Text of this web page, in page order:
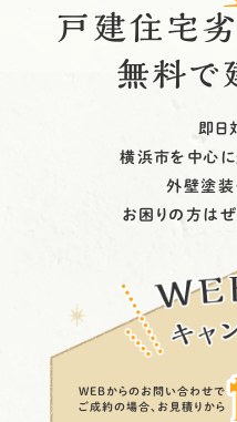
戸建住宅劣
無料で
即日
横浜市を中心に
外壁塗装
お困りの方はぜ
WEBからのお問い合わせで
ご成約の場合、お見積りから